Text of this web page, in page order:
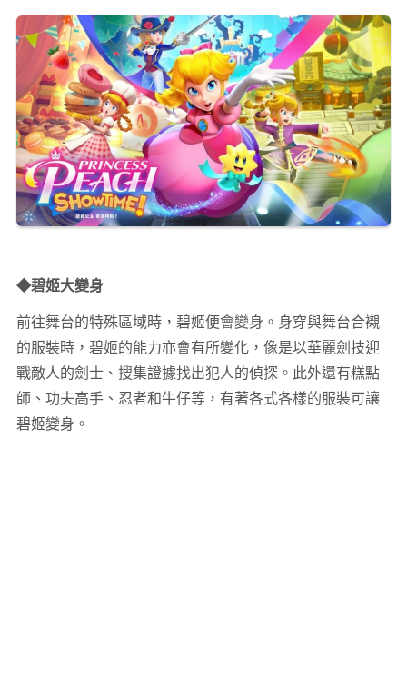
◆碧姬大變身
前往舞台的特殊區域時，碧姬便會變身。身穿與舞台合襯
的服裝時，碧姬的能力亦會有所變化，像是以華麗劍技迎
戰敵人的劍士、搜集證據找出犯人的偵探。此外還有糕點
師、功夫高手、忍者和牛仔等，有著各式各樣的服裝可讓
碧姬變身。